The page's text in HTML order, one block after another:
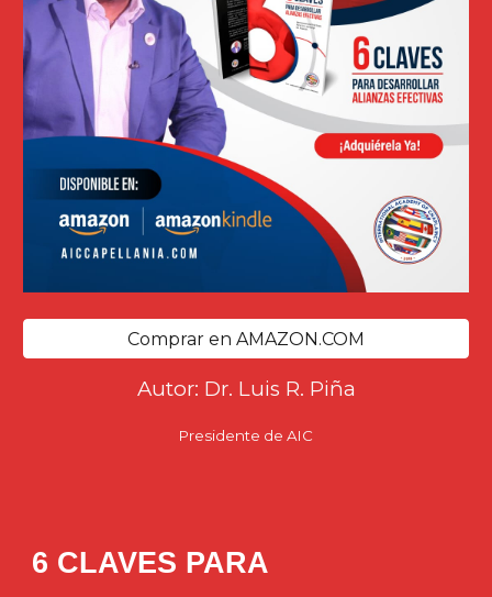
Comprar en AMAZON.COM
Autor: Dr. Luis R. Piña
Presidente de AIC
6 CLAVES PARA